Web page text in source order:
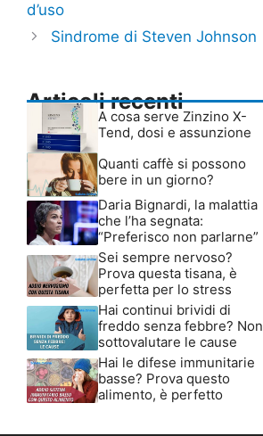
d’uso
Sindrome di Steven Johnson
Articoli recenti
A cosa serve Zinzino X-
Tend, dosi e assunzione
Quanti caffè si possono
bere in un giorno?
Daria Bignardi, la malattia
che l’ha segnata:
“Preferisco non parlarne”
Sei sempre nervoso?
Prova questa tisana, è
perfetta per lo stress
Hai continui brividi di
freddo senza febbre? Non
sottovalutare le cause
Hai le difese immunitarie
basse? Prova questo
alimento, è perfetto